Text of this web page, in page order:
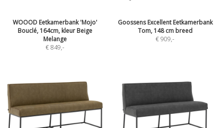
WOOOD Eetkamerbank 'Mojo'
Bouclé, 164cm, kleur Beige
Melange
€ 849,-
Goossens Excellent Eetkamerbank
Tom, 148 cm breed
€ 909,-